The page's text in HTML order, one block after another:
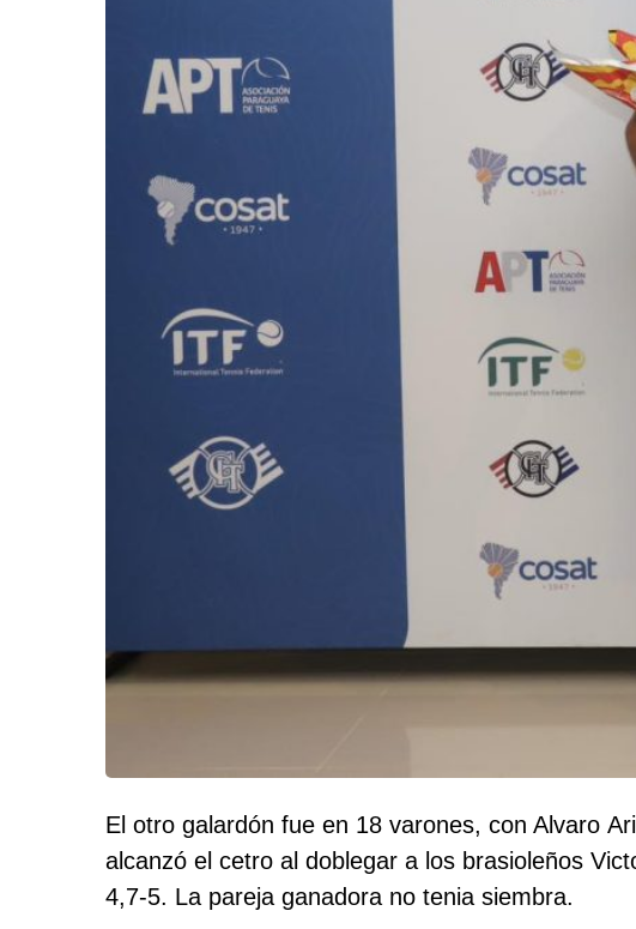
El otro galardón fue en 18 varones, con Alvaro
alcanzó el cetro al doblegar a los brasioleños
4,7-5. La pareja ganadora no tenia siembra.